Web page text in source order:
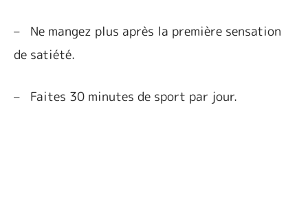
–
Ne mangez plus après la première sensation
de satiété.
– Faites 30 minutes de sport par jour.